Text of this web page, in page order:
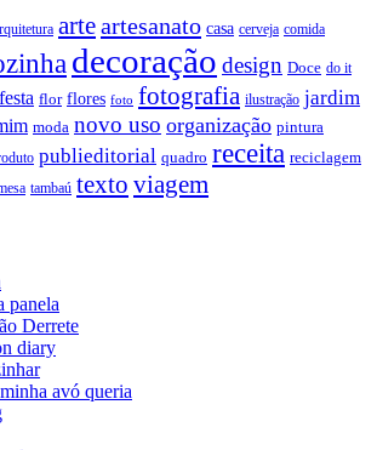
arteartesanato casa cerveja comida
decoração design Doce do it
festa flor flores foto fotografia ilustração jardim
moda novo uso organização pintura
publieditorial quadro receita reciclagem
tambaú texto viagem